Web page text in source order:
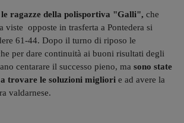
ragazze della polisportiva "Galli", che
viste opposte in trasferta a Pontedera si
61-44. Dopo il turno di riposo le
per dare continuità ai buoni risultati degli
centarare il successo pieno, ma sono state
trovare le soluzioni migliori e ad avere la
valdarnese.